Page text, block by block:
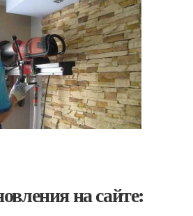
на сайте: